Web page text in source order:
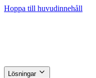
Hoppa till huvudinnehåll
Lösningar